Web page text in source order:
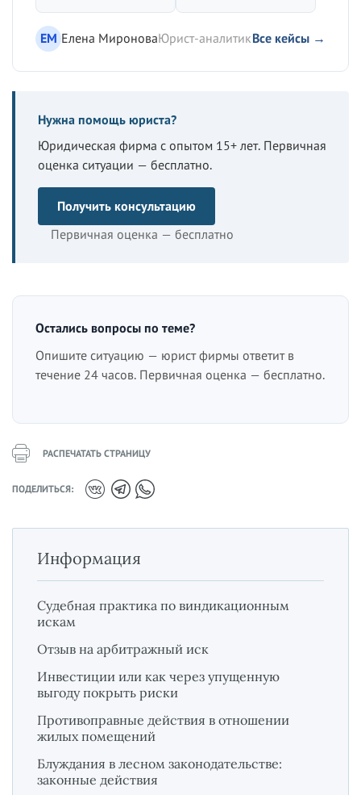
ЕМ Елена МироноваЮрист-аналитикВсе кейсы →
Нужна помощь юриста?
Юридическая фирма с опытом 15+ лет. Первичная
оценка ситуации — бесплатно.
Получить консультацию
Первичная оценка — бесплатно
Остались вопросы по теме?
Опишите ситуацию — юрист фирмы ответит в
течение 24 часов. Первичная оценка — бесплатно.
РАСПЕЧАТАТЬ СТРАНИЦУ
ПОДЕЛИТЬСЯ:
Информация
Судебная практика по виндикационным
искам
Отзыв на арбитражный иск
Инвестиции или как через упущенную
выгоду покрыть риски
Противоправные действия в отношении
жилых помещений
Блуждания в лесном законодательстве:
законные действия